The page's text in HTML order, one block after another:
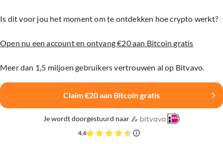
Is dit voor jou het moment om te ontdekken hoe crypto werkt?
Open nu een account en ontvang €20 aan Bitcoin gratis
Meer dan 1,5 miljoen gebruikers vertrouwen al op Bitvavo.
Claim €20 aan Bitcoin gratis
Je wordt doorgestuurd naar
4,6